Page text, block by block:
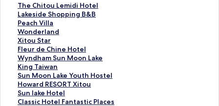
The Chitou Lemidi Hotel
T
h
e
C
h
i
t
o
u
L
e
m
Lakeside Shopping B&B
L
a
k
e
s
i
d
e
S
h
o
Peach Villa
P
e
a
c
h
V
i
l
l
a
Wonderland
W
o
n
d
e
r
l
a
n
Xitou Star
X
i
t
o
u
S
t
a
Fleur de Chine Hotel
F
l
e
u
r
d
e
Wyndham Sun Moon Lake
W
y
n
d
h
a
King Taiwan
K
i
n
g
T
Sun Moon Lake Youth Hostel
S
u
n
M
Howard RESORT Xitou
H
o
w
Sun lake Hotel
S
u
Classic Hotel Fantastic Places
C